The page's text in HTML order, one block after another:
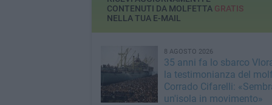
CONTENUTI DA MOLFETTA GRATIS
NELLA TUA E-MAIL
8 AGOSTO 2026
35 anni fa lo sbarco
la testimonianza del
Corrado Cifarelli:
un'isola in movimento»